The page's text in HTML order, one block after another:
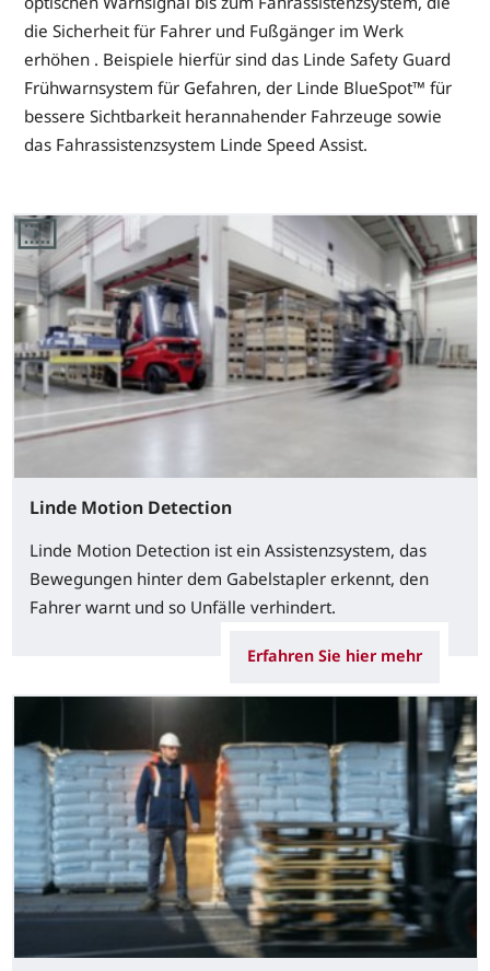
die Sicherheit für Fahrer und Fußgänger im Werk
erhöhen . Beispiele hierfür sind das Linde Safety Guard
Frühwarnsystem für Gefahren, der Linde BlueSpot™ für
bessere Sichtbarkeit herannahender Fahrzeuge sowie
das Fahrassistenzsystem Linde Speed Assist.
Linde Motion Detection
Linde Motion Detection ist ein Assistenzsystem, das
Bewegungen hinter dem Gabelstapler erkennt, den
Fahrer warnt und so Unfälle verhindert.
Erfahren Sie hier mehr